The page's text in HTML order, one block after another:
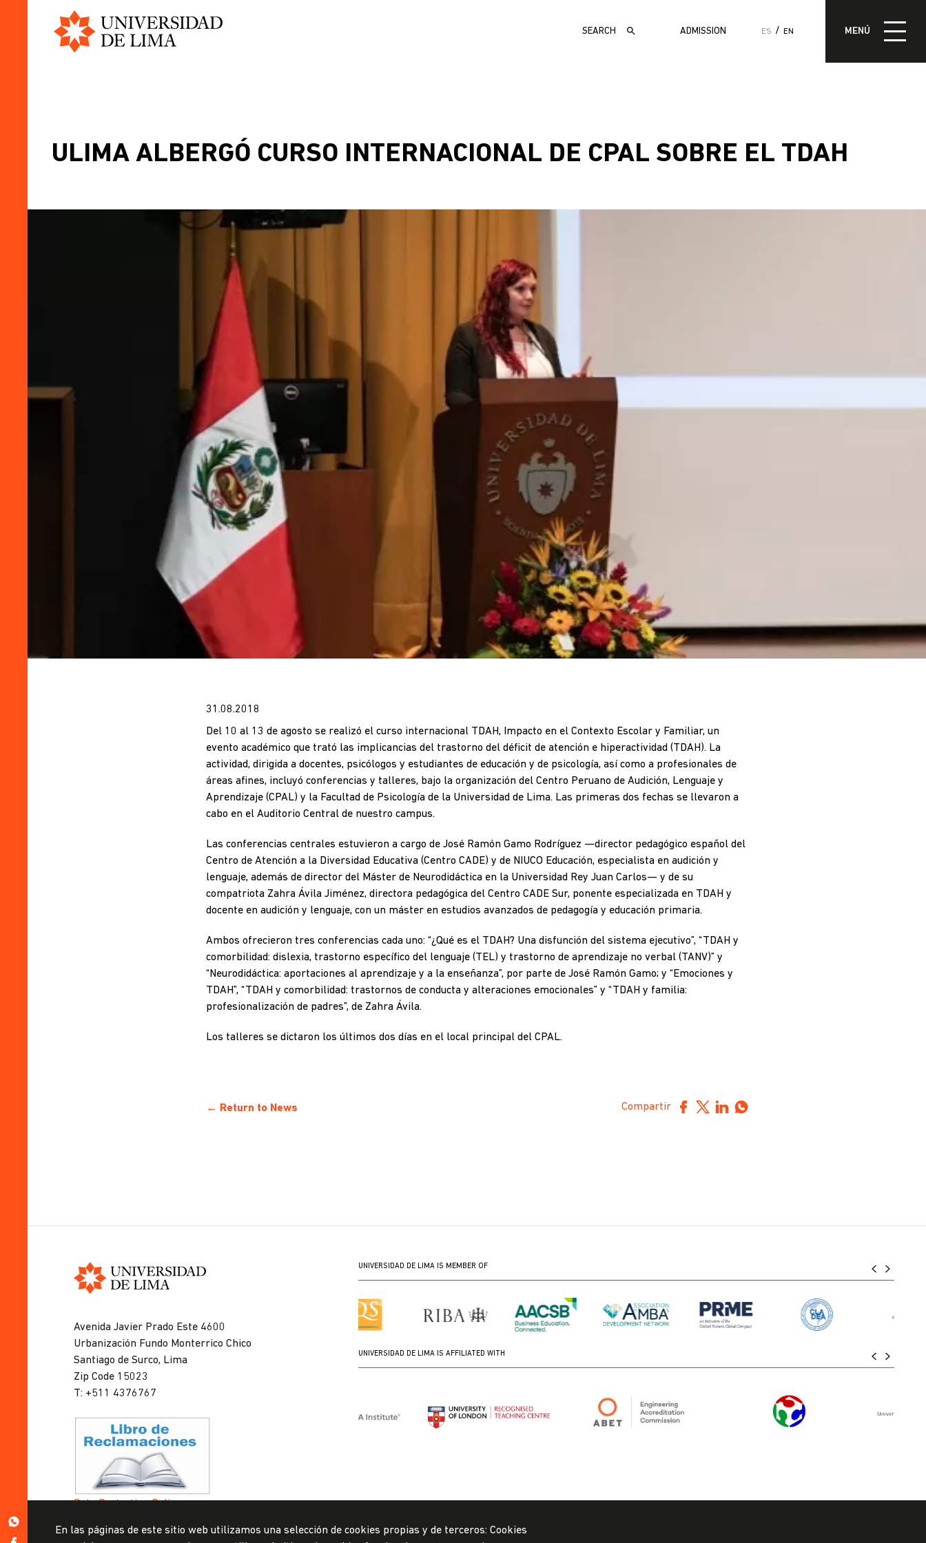
Search
MENÚ
ADMISSION ES EN MENÚ
BREADCRUMB
ULIMA ALBERGÓ CURSO INTERNACIONAL DE CPAL SOBRE EL TDAH
31.08.2018
Del 10 al 13 de agosto se realizó el curso internacional TDAH, Impacto en el Contexto Escolar y Familiar, un
evento académico que trató las implicancias del trastorno del déficit de atención e hiperactividad (TDAH). La
actividad, dirigida a docentes, psicólogos y estudiantes de educación y de psicología, así como a profesionales de
áreas afines, incluyó conferencias y talleres, bajo la organización del Centro Peruano de Audición, Lenguaje y
Aprendizaje (CPAL) y la Facultad de Psicología de la Universidad de Lima. Las primeras dos fechas se llevaron a
cabo en el Auditorio Central de nuestro campus.
Las conferencias centrales estuvieron a cargo de José Ramón Gamo Rodríguez —director pedagógico español del
Centro de Atención a la Diversidad Educativa (Centro CADE) y de NIUCO Educación, especialista en audición y
lenguaje, además de director del Máster de Neurodidáctica en la Universidad Rey Juan Carlos— y de su
compatriota Zahra Ávila Jiménez, directora pedagógica del Centro CADE Sur, ponente especializada en TDAH y
docente en audición y lenguaje, con un máster en estudios avanzados de pedagogía y educación primaria.
Ambos ofrecieron tres conferencias cada uno: “¿Qué es el TDAH? Una disfunción del sistema ejecutivo”, “TDAH y
comorbilidad: dislexia, trastorno específico del lenguaje (TEL) y trastorno de aprendizaje no verbal (TANV)” y
“Neurodidáctica: aportaciones al aprendizaje y a la enseñanza”, por parte de José Ramón Gamo; y “Emociones y
TDAH”, “TDAH y comorbilidad: trastornos de conducta y alteraciones emocionales” y “TDAH y familia:
profesionalización de padres”, de Zahra Ávila.
Los talleres se dictaron los últimos dos días en el local principal del CPAL.
Compartir
← Return to News
Avenida Javier Prado Este 4600
Urbanización Fundo Monterrico Chico
Santiago de Surco, Lima
Zip Code 15023
T: +511 4376767
Data Protection Policy
UNIVERSIDAD DE LIMA IS MEMBER OF
UNIVERSIDAD DE LIMA IS AFFILIATED WITH
En las páginas de este sitio web utilizamos una selección de cookies propias y de terceros: Cookies
https://wa.me/51999967160